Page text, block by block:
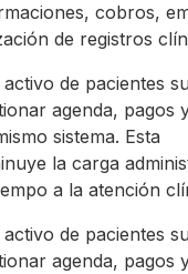
cobros,
de registros
de pacientes
agenda, pagos
sistema. Esta
la carga
a la atención
de pacientes
agenda, pagos